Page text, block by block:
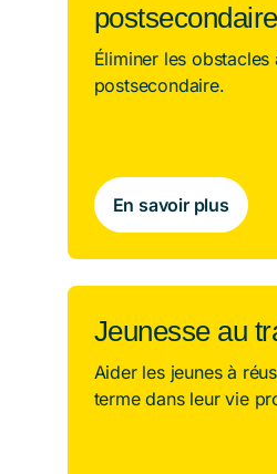
postsecondaire
Éliminer les
postsecondaire.
En savoir plus
Jeunesse au
Aider les jeunes à
terme dans leur vie